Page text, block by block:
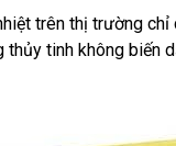
trên thị trường
tinh không biến